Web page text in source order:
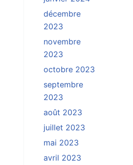
décembre
2023
novembre
2023
octobre 2023
septembre
2023
août 2023
juillet 2023
mai 2023
avril 2023